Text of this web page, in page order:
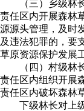
（三）乡级
责任区内开展森林
源源头管理，及时
及违法犯罪的，要
草原资源保护发展
（四）村级
责任区内组织开展
责任区内破坏森林
下级林长对上